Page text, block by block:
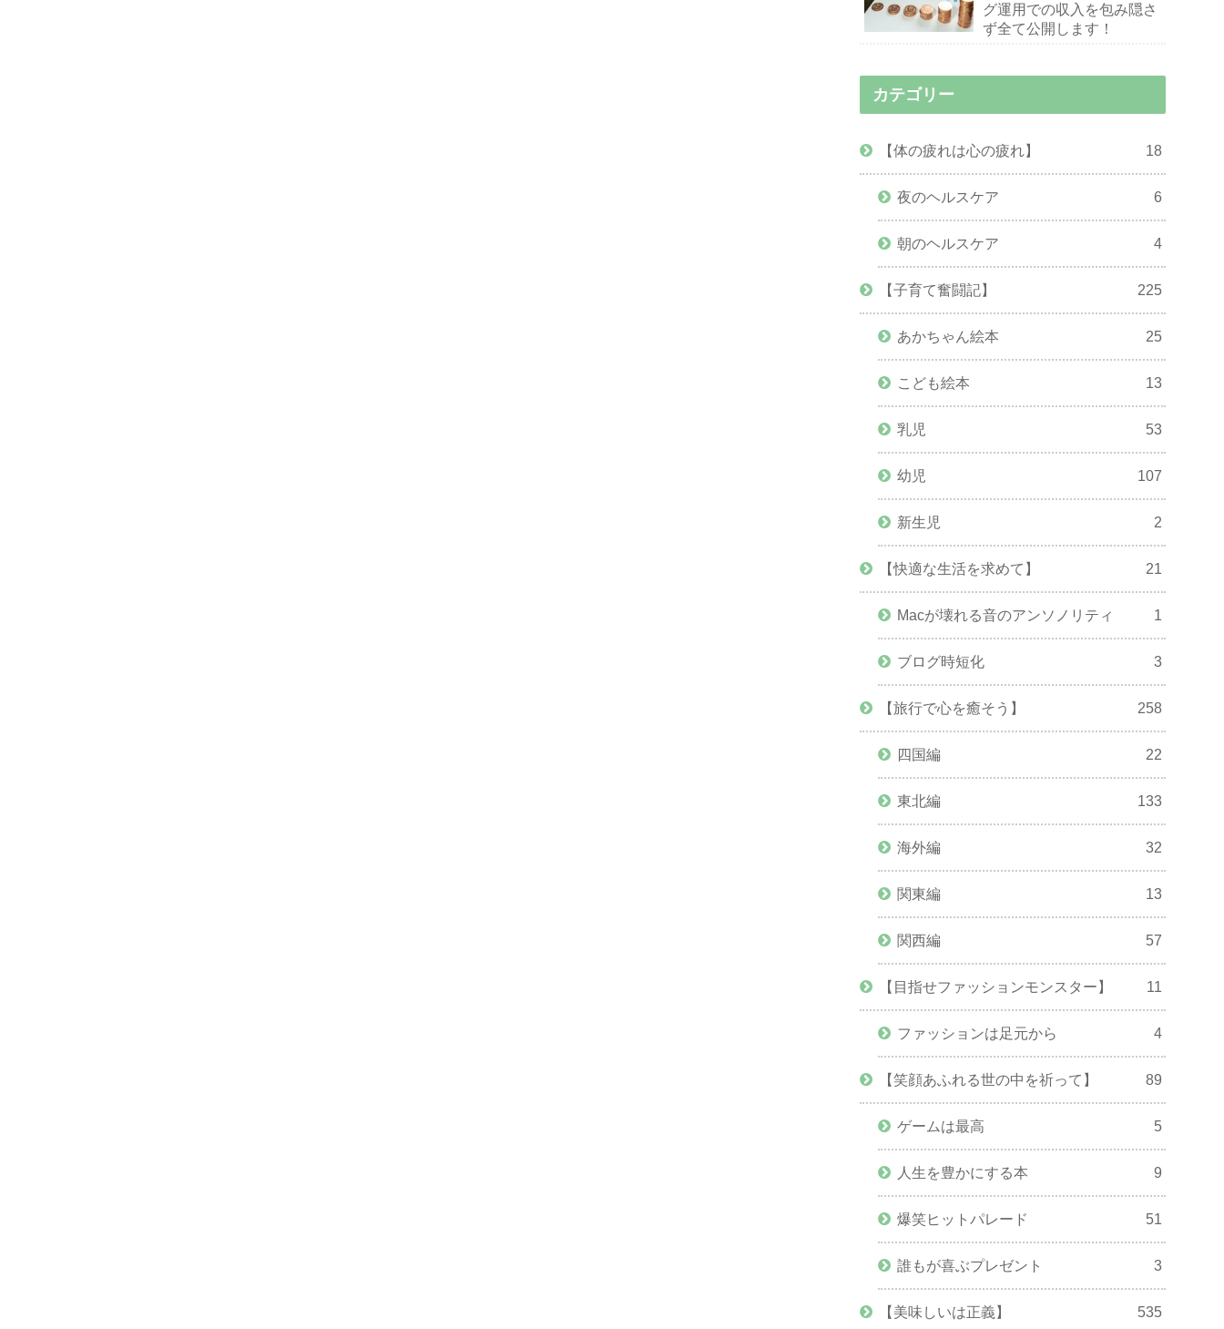
グ運用での収入を包み隠さ
ず全て公開します！
カテゴリー
【体の疲れは心の疲れ】 18
夜のヘルスケア 6
朝のヘルスケア 4
【子育て奮闘記】 225
あかちゃん絵本 25
こども絵本 13
乳児 53
幼児 107
新生児 2
【快適な生活を求めて】 21
Macが壊れる音のアンソノリティ 1
ブログ時短化 3
【旅行で心を癒そう】 258
四国編 22
東北編 133
海外編 32
関東編 13
関西編 57
【目指せファッションモンスター】 11
ファッションは足元から 4
【笑顔あふれる世の中を祈って】 89
ゲームは最高 5
人生を豊かにする本 9
爆笑ヒットパレード 51
誰もが喜ぶプレゼント 3
【美味しいは正義】 535